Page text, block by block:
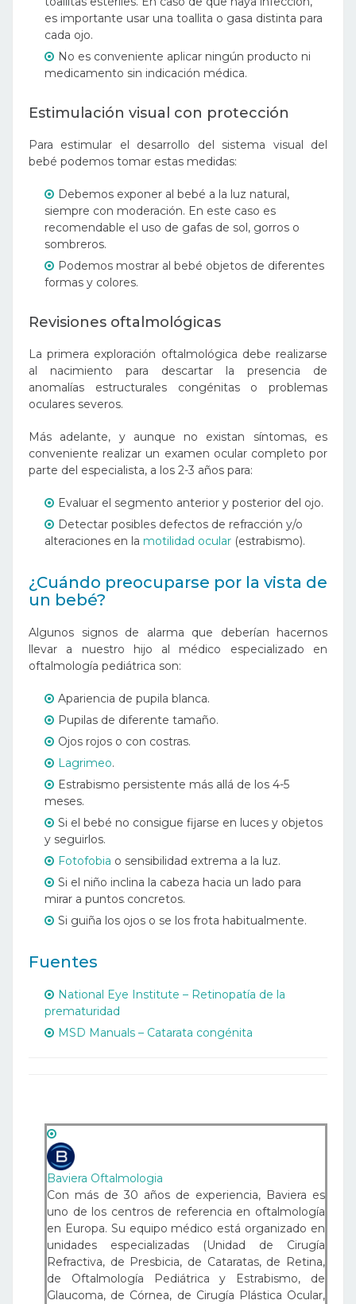
es importante usar una toallita o gasa distinta para
cada ojo.
No es conveniente aplicar ningún producto ni
medicamento sin indicación médica.
Estimulación visual con protección
Para estimular el desarrollo del sistema visual del
bebé podemos tomar estas medidas:
Debemos exponer al bebé a la luz natural,
siempre con moderación. En este caso es
recomendable el uso de gafas de sol, gorros o
sombreros.
Podemos mostrar al bebé objetos de diferentes
formas y colores.
Revisiones oftalmológicas
La primera exploración oftalmológica debe realizarse
al nacimiento para descartar la presencia de
anomalías estructurales congénitas o problemas
oculares severos.
Más adelante, y aunque no existan síntomas, es
conveniente realizar un examen ocular completo por
parte del especialista, a los 2-3 años para:
Evaluar el segmento anterior y posterior del ojo.
Detectar posibles defectos de refracción y/o
alteraciones en la motilidad ocular (estrabismo).
¿Cuándo preocuparse por la vista de
un bebé?
Algunos signos de alarma que deberían hacernos
llevar a nuestro hijo al médico especializado en
oftalmología pediátrica son:
Apariencia de pupila blanca.
Pupilas de diferente tamaño.
Ojos rojos o con costras.
Lagrimeo.
Estrabismo persistente más allá de los 4-5
meses.
Si el bebé no consigue fijarse en luces y objetos
y seguirlos.
Fotofobia o sensibilidad extrema a la luz.
Si el niño inclina la cabeza hacia un lado para
mirar a puntos concretos.
Si guiña los ojos o se los frota habitualmente.
Fuentes
National Eye Institute – Retinopatía de la
prematuridad
MSD Manuals – Catarata congénita
Baviera Oftalmologia
Con más de 30 años de experiencia, Baviera es
uno de los centros de referencia en oftalmología
en Europa. Su equipo médico está organizado en
unidades especializadas (Unidad de Cirugía
Refractiva, de Presbicia, de Cataratas, de Retina,
de Oftalmología Pediátrica y Estrabismo, de
Glaucoma, de Córnea, de Cirugía Plástica Ocular,